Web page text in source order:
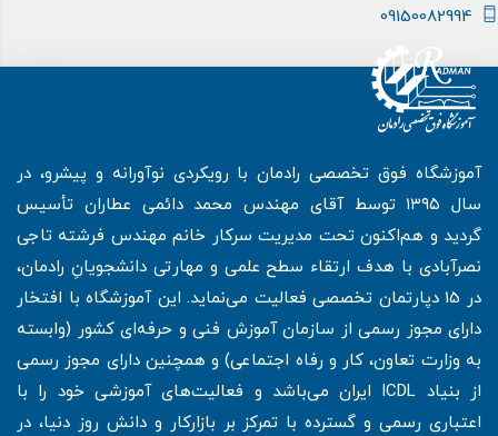
09150082994
آموزشگاه فوق تخصصی رادمان با رویکردی نوآورانه و پیشرو، در
سال ۱۳۹۵ توسط آقای مهندس محمد دائمی عطاران تأسیس
گردید و هم‌اکنون تحت مدیریت سرکار خانم مهندس فرشته تاجی
نصرآبادی با هدف ارتقاء سطح علمی و مهارتی دانشجویانِ رادمان،
در 15 دپارتمان تخصصی فعالیت می‌نماید. این آموزشگاه با افتخار
دارای مجوز رسمی از سازمان آموزش فنی و حرفه‌ای کشور (وابسته
به وزارت تعاون، کار و رفاه اجتماعی) و همچنین دارای مجوز رسمی
از بنیاد ICDL ایران می‌باشد و فعالیت‌های آموزشی خود را با
اعتباری رسمی و گسترده با تمرکز بر بازارکار و دانش روز دنیا، در